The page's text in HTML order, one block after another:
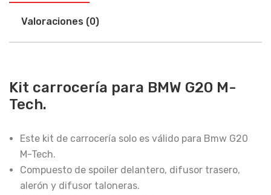
Valoraciones (0)
Kit carrocería para BMW G20 M-
Tech.
Este kit de carrocería solo es válido para Bmw G20
M-Tech.
Compuesto de spoiler delantero, difusor trasero,
alerón y difusor taloneras.